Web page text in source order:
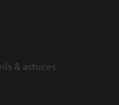
& astuces